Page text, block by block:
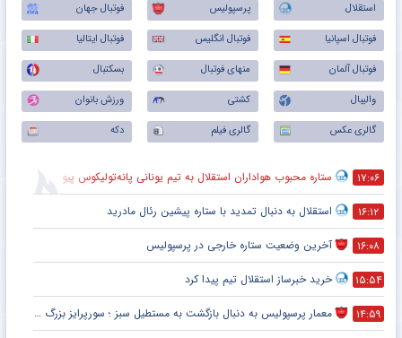
استقلال پرسپولیس
فوتبال جهان
فوتبال اسپانیا
فوتبال انگلیس
فوتبال ایتالیا
فوتبال آلمان
منهای فوتبال
بسکتبال
والیبال
کشتی
ورزش بانوان
گالری عکس
گالری فیلم دکه
۱۷:۰۶ ستاره محبوب هواداران استقلال به تیم یونانی پانه‌تولیکوس پیوست
۱۶:۱۲ استقلال به دنبال تمدید با ستاره پیشین رئال مادرید
۱۶:۰۸ آخرین وضعیت ستاره خارجی در پرسپولیس
۱۵:۵۴ خرید خبرساز استقلال تیم پیدا کرد
۱۴:۵۹ معمار پرسپولیس به دنبال بازگشت به مستطیل سبز ؛ سورپرایز بزرگ در راه است ؟ + جزئیات